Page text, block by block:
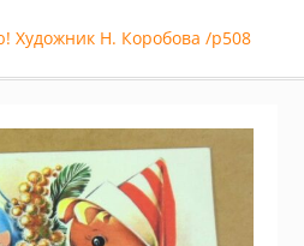
Художник Н. Коробова /р508